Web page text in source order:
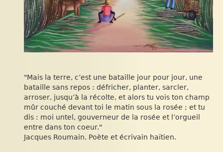
"Mais la terre, c’est une bataille jour pour jour, une
bataille sans repos : défricher, planter, sarcler,
arroser, jusqu’à la récolte, et alors tu vois ton champ
mûr couché devant toi le matin sous la rosée ; et tu
dis : moi untel, gouverneur de la rosée et l’orgueil
entre dans ton coeur."
Jacques Roumain. Poète et écrivain haïtien.